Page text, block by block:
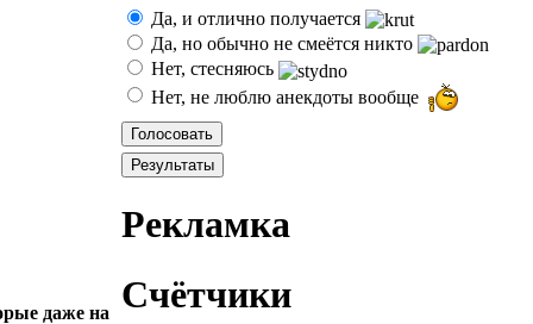
даже на
Да, и отлично получается
Да, но обычно не смеётся никто
Нет, стесняюсь
Нет, не люблю анекдоты вообще
Рекламка
Счётчики